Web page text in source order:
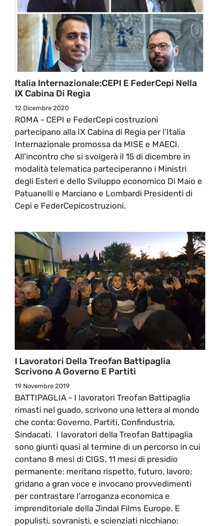
Italia Internazionale:CEPI E FederCepi Nella
IX Cabina Di Regia
12 Dicembre 2020
ROMA - CEPI e FederCepi costruzioni
partecipano alla IX Cabina di Regia per l’Italia
Internazionale promossa da MISE e MAECI.
All'incontro che si svolgerà il 15 di dicembre in
modalità telematica parteciperanno i Ministri
degli Esteri e dello Sviluppo economico Di Maio e
Patuanelli e Marciano e Lombardi Presidenti di
Cepi e FederCepicostruzioni.
I Lavoratori Della Treofan Battipaglia
Scrivono A Governo E Partiti
19 Novembre 2019
BATTIPAGLIA - I lavoratori Treofan Battipaglia
rimasti nel guado, scrivono una lettera al mondo
che conta: Governo, Partiti, Confindustria,
Sindacati. I lavoratori della Treofan Battipaglia
sono giunti quasi al termine di un percorso in cui
contano 8 mesi di CIGS, 11 mesi di presidio
permanente: meritano rispetto, futuro, lavoro;
gridano a gran voce e invocano provvedimenti
per contrastare l'arroganza economica e
imprenditoriale della Jindal Films Europe. E
populisti, sovranisti, e scienziati nicchiano: